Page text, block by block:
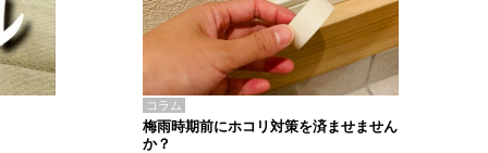
コラム
梅雨時期前にホコリ対策を済ませません
か？